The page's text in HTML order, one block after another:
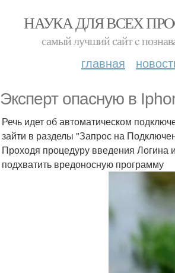
НАУКА ДЛЯ ВСЕХ
самый лучший сайт c
главная
Эксперт опасную в
Речь идет об автоматическом
зайти в разделы "Запрос на
Проходя процедуру введения Логина
подхватить вредоносную программу